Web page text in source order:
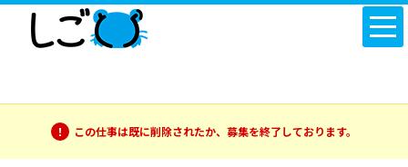
この仕事は既に削除されたか、募集を終了しております。